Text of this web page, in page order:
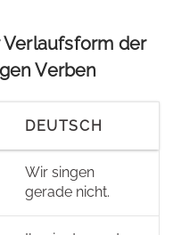
der
Verben
DEUTSCH
Wir singen
gerade nicht.